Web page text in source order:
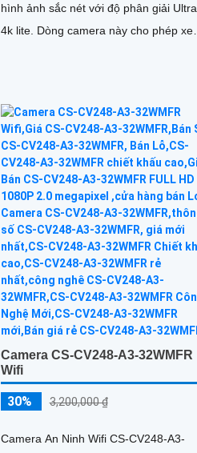
hình ảnh sắc nét với độ phân giải Ultra
4k lite. Dòng camera này cho phép xem
Camera CS-CV248-A3-32WMFR
Wifi
30% 3,200,000 ₫
Camera An Ninh Wifi CS-CV248-A3-